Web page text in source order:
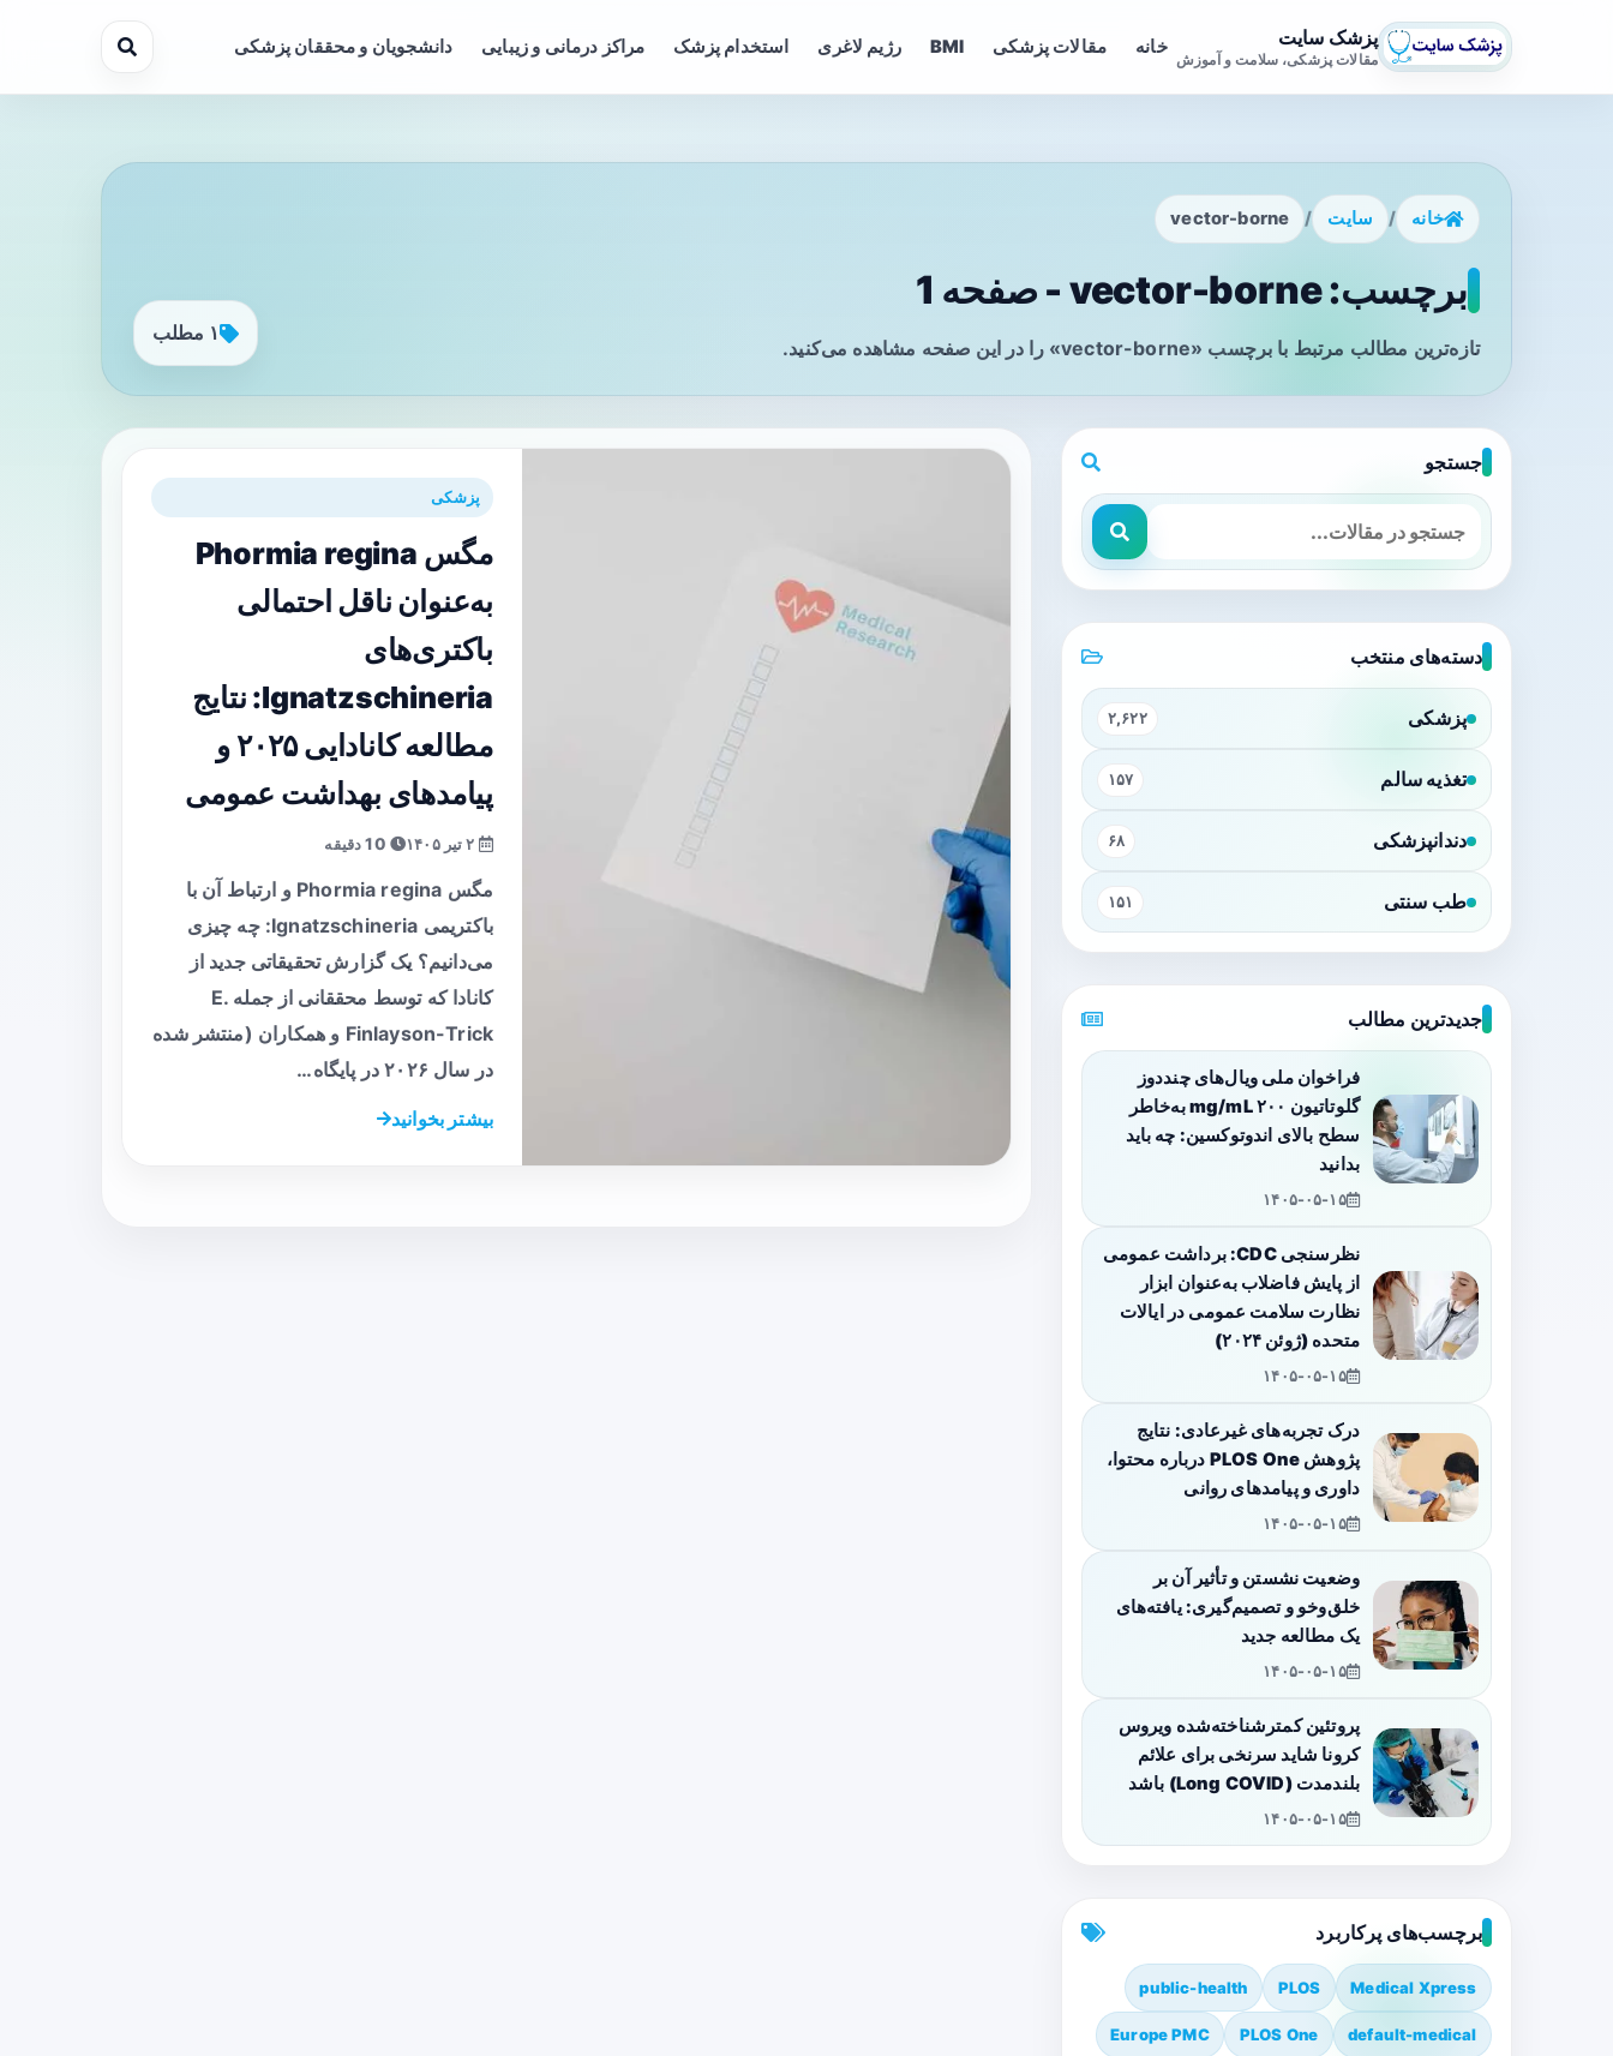
پزشک سایت
مقالات پزشکی، سلامت و آموزش
خانه مقالات پزشکی BMI رژیم لاغری استخدام پزشک مراکز درمانی و زیبایی دانشجویان و محققان پزشکی
خانه / سایت /
vector-borne
برچسب: vector-borne - صفحه 1
تازه‌ترین مطالب مرتبط با برچسب «vector-borne» را در این صفحه مشاهده می‌کنید.
۱ مطلب
پزشکی
مگس Phormia regina
به‌عنوان ناقل احتمالی
باکتری‌های
Ignatzschineria: نتایج
مطالعه کانادایی ۲۰۲۵ و
پیامدهای بهداشت عمومی
مگس Phormia regina و ارتباط آن با
باکتریمی Ignatzschineria: چه چیزی
می‌دانیم؟ یک گزارش تحقیقاتی جدید از
کانادا که توسط محققانی از جمله E.
Finlayson-Trick و همکاران (منتشر شده
در سال ۲۰۲۶ در پایگاه…
بیشتر بخوانید
جستجو
دسته‌های منتخب
پزشکی ۲,۶۲۲
تغذیه سالم ۱۵۷
دندانپزشکی ۶۸
طب سنتی ۱۵۱
جدیدترین مطالب
فراخوان ملی ویال‌های چنددوز
گلوتاتیون ۲۰۰ mg/mL به‌خاطر
سطح بالای اندوتوکسین: چه باید
بدانید
۱۴۰۵-۰۵-۱۵
نظرسنجی CDC: برداشت عمومی
از پایش فاضلاب به‌عنوان ابزار
نظارت سلامت عمومی در ایالات
متحده (ژوئن ۲۰۲۴)
۱۴۰۵-۰۵-۱۵
درک تجربه‌های غیرعادی: نتایج
پژوهش PLOS One درباره محتوا،
داوری و پیامدهای روانی
۱۴۰۵-۰۵-۱۵
وضعیت نشستن و تأثیر آن بر
خلق‌وخو و تصمیم‌گیری: یافته‌های
یک مطالعه جدید
۱۴۰۵-۰۵-۱۵
پروتئین کمترشناخته‌شده ویروس
کرونا شاید سرنخی برای علائم
بلندمدت (Long COVID) باشد
۱۴۰۵-۰۵-۱۵
برچسب‌های پرکاربرد
Medical Xpress
PLOS
public-health
default-medical
PLOS One
Europe PMC